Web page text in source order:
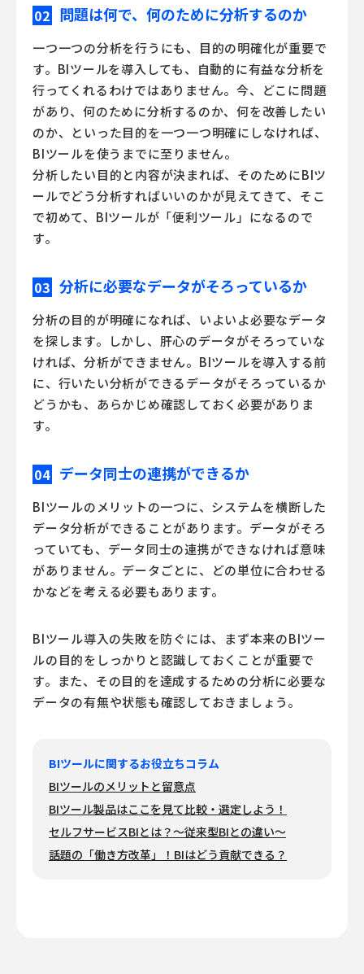
02 問題は何で、何のために分析するのか
一つ一つの分析を行うにも、目的の明確化が重要で
す。 BIツールを導入しても、自動的に有益な分析を
行ってくれるわけではありません。今、どこに問題
があり、何のために分析するのか、何を改善したい
のか、といった目的を一つ一つ明確にしなければ、
BIツールを使うまでに至りません。
分析したい目的と内容が決まれば、そのためにBIツ
ールでどう分析すればいいのかが見えてきて、そこ
で初めて、 BIツールが「便利ツール」になるので
す。
03 分析に必要なデータがそろっているか
分析の目的が明確になれば、いよいよ必要なデータ
を探します。しかし、肝心のデータがそろっていな
ければ、分析ができません。 BIツールを導入する前
に、行いたい分析ができるデータがそろっているか
どうかも、あらかじめ確認しておく必要がありま
す。
04 データ同士の連携ができるか
BIツールのメリットの一つに、システムを横断した
データ分析ができることがあります。データがそろ
っていても、データ同士の連携ができなければ意味
がありません。データごとに、どの単位に合わせる
かなどを考える必要もあります。
BIツール導入の失敗を防ぐには、まず本来のBIツー
ルの目的をしっかりと認識しておくことが重要で
す。また、その目的を達成するための分析に必要な
データの有無や状態も確認しておきましょう。
BIツールに関するお役立ちコラム
BIツールのメリットと留意点
BIツール製品はここを見て比較・選定しよう！
セルフサービスBIとは？～従来型BIとの違い～
話題の「働き方改革」！BIはどう貢献できる？